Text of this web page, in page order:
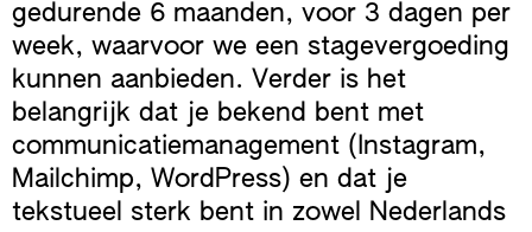
gedurende 6 maanden, voor 3 dagen per
week, waarvoor we een stagevergoeding
kunnen aanbieden. Verder is het
belangrijk dat je bekend bent met
communicatiemanagement (Instagram,
Mailchimp, WordPress) en dat je
tekstueel sterk bent in zowel Nederlands